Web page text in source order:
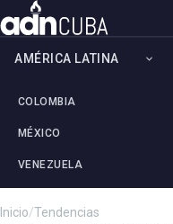
AMÉRICA LATINA
COLOMBIA
MÉXICO
VENEZUELA
Inicio/Tendencias